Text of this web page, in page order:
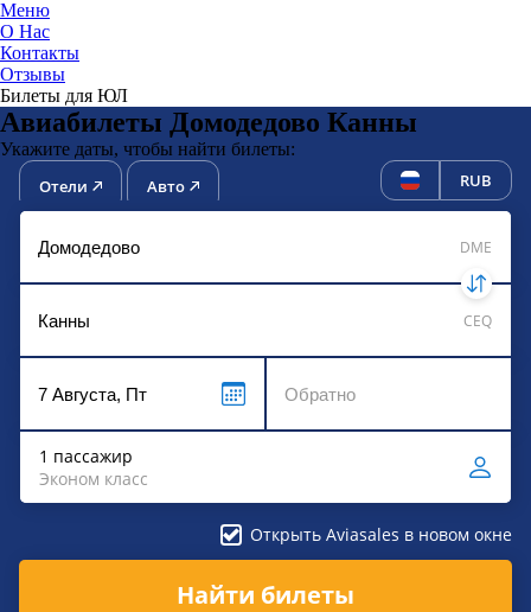
Меню
О Нас
Контакты
Отзывы
Билеты для ЮЛ
Авиабилеты Домодедово Канны
Укажите даты, чтобы найти билеты:
Отели Авто RUB
DME
CEQ
1 пассажир
Эконом класс
Открыть Aviasales в новом окне
Найти билеты